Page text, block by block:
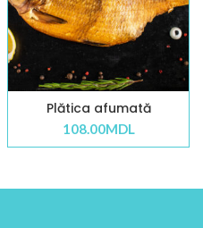
Plătica afumată
108.00MDL